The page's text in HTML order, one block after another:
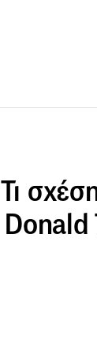
Τι
Donald